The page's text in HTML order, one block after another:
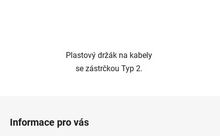
Plastový držák na kabely
se zástrčkou Typ 2.
Informace pro vás